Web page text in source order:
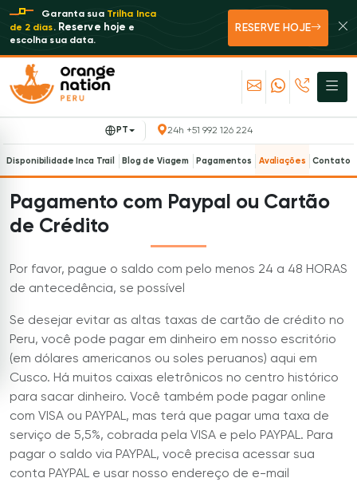
Garanta sua Trilha Inca
de 2 dias. Reserve hoje e
escolha sua data.
RESERVE HOJE
Disponibilidade Inca Trail Blog de Viagem Pagamentos Avaliações Contato
PT 24h +51 992 126 224
Pagamento com Paypal ou Cartão
de Crédito
Por favor, pague o saldo com pelo menos 24 a 48 HORAS
de antecedência, se possível
Se desejar evitar as altas taxas de cartão de crédito no
Peru, você pode pagar em dinheiro em nosso escritório
(em dólares americanos ou soles peruanos) aqui em
Cusco. Há muitos caixas eletrônicos no centro histórico
para sacar dinheiro. Você também pode pagar online
com VISA ou PAYPAL, mas terá que pagar uma taxa de
serviço de 5,5%, cobrada pela VISA e pelo PAYPAL. Para
pagar o saldo via PAYPAL, você precisa acessar sua
conta PAYPAL e usar nosso endereço de e-mail